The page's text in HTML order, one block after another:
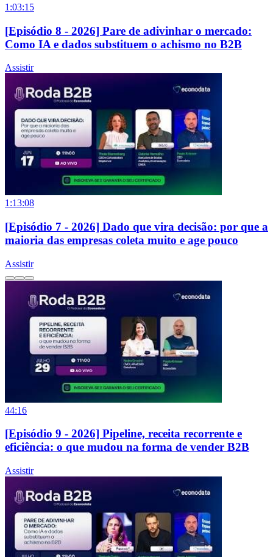
1:03:15
[Episódio 8 - 2026] Pare de adivinhar o mercado:
Como IA e dados substituem o achismo no B2B
Assistir
1:13:08
[Episódio 7 - 2026] Dado que vira decisão: por que a
maioria das empresas coleta muito e age pouco
Assistir
44:16
[Episódio 9 - 2026] Pipeline, receita recorrente e
eficiência: o que mudou na forma de vender B2B
Assistir